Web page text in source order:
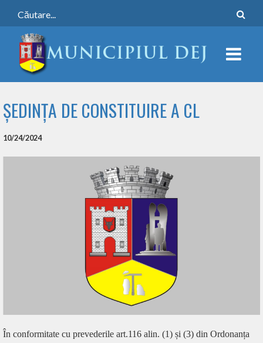
ȘEDINȚA DE CONSTITUIRE A CL
10/24/2024
În conformitate cu prevederile art.116 alin. (1) și (3) din Ordonanța